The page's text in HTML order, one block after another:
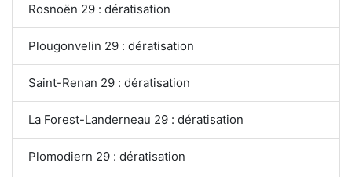
Rosnoën 29 : dératisation
Plougonvelin 29 : dératisation
Saint-Renan 29 : dératisation
La Forest-Landerneau 29 : dératisation
Plomodiern 29 : dératisation